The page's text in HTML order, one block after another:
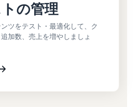
の管理
ツをテスト・最適化して、ク
加数、売上を増やしましょ